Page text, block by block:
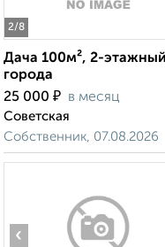
2/8
Дача 100м², 2-
города
25 000 ₽ в месяц
Советская
Собственник, 07.08.2026
‹